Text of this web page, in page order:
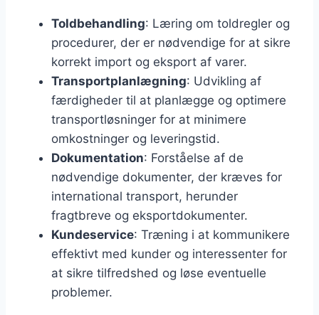
Toldbehandling: Læring om toldregler og
procedurer, der er nødvendige for at sikre
korrekt import og eksport af varer.
Transportplanlægning: Udvikling af
færdigheder til at planlægge og optimere
transportløsninger for at minimere
omkostninger og leveringstid.
Dokumentation: Forståelse af de
nødvendige dokumenter, der kræves for
international transport, herunder
fragtbreve og eksportdokumenter.
Kundeservice: Træning i at kommunikere
effektivt med kunder og interessenter for
at sikre tilfredshed og løse eventuelle
problemer.